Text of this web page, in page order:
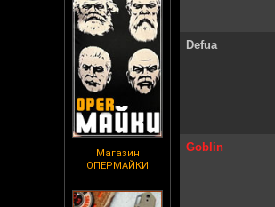
Магазин
ОПЕРМАЙКИ
Defua
Goblin